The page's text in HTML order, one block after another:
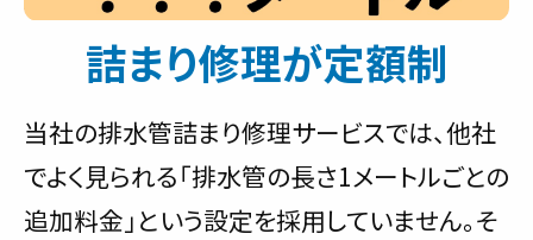
詰まり修理が定額制
当社の排水管詰まり修理サービスでは、他社
でよく見られる「排水管の長さ1メートルごとの
追加料金」という設定を採用していません。そ